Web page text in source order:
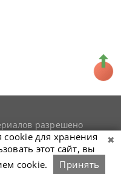
разрешено
наsnookerist.ru
cookie для хранения
этот сайт, вы
cookie.
Принять